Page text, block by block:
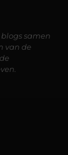
samen
van de